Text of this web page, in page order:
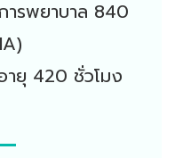
รพยาบาล 840
ยุ 420 ชั่วโมง